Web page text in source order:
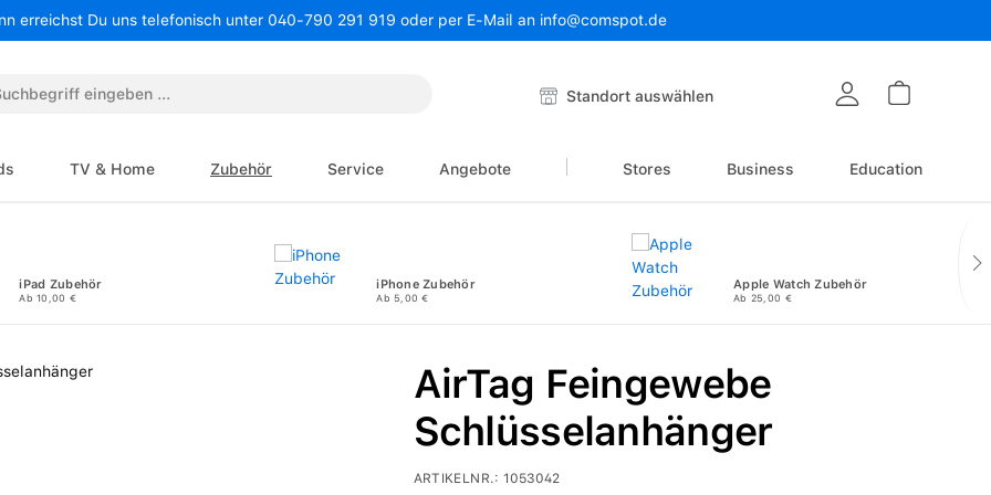
erreichst Du uns telefonisch unter 040-790 291 919 oder per E-Mail an info@comspot.de
Standort auswählen
TV & Home Zubehör Service Angebote Stores Business Education
iPad Zubehör
Ab 10,00 €
iPhone Zubehör
Ab 5,00 €
Apple Watch Zubehör
Ab 25,00 €
AirTag Feingewebe
Schlüsselanhänger
ARTIKELNR.: 1053042